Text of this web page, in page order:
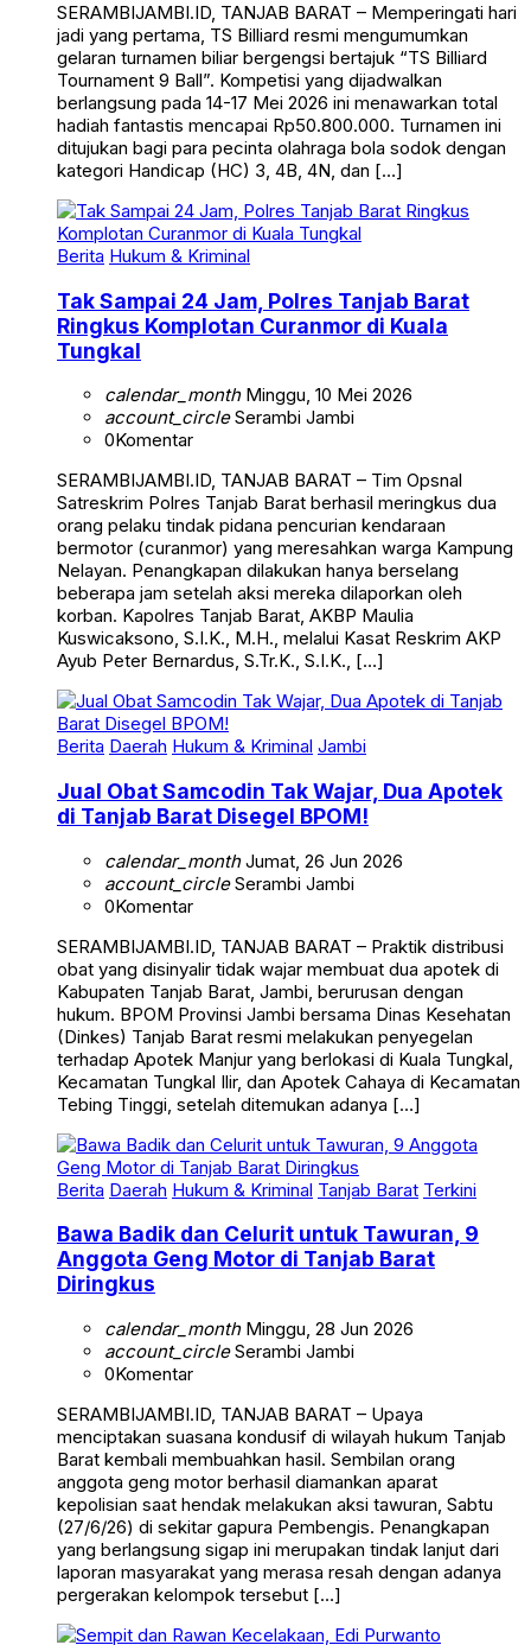
SERAMBIJAMBI.ID, TANJAB BARAT – Memperingati hari
jadi yang pertama, TS Billiard resmi mengumumkan
gelaran turnamen biliar bergengsi bertajuk “TS Billiard
Tournament 9 Ball”. Kompetisi yang dijadwalkan
berlangsung pada 14-17 Mei 2026 ini menawarkan total
hadiah fantastis mencapai Rp50.800.000. Turnamen ini
ditujukan bagi para pecinta olahraga bola sodok dengan
kategori Handicap (HC) 3, 4B, 4N, dan […]
Berita Hukum & Kriminal
Tak Sampai 24 Jam, Polres Tanjab Barat
Ringkus Komplotan Curanmor di Kuala
Tungkal
calendar_monthMinggu, 10 Mei 2026
account_circleSerambi Jambi
0Komentar
SERAMBIJAMBI.ID, TANJAB BARAT – Tim Opsnal
Satreskrim Polres Tanjab Barat berhasil meringkus dua
orang pelaku tindak pidana pencurian kendaraan
bermotor (curanmor) yang meresahkan warga Kampung
Nelayan. Penangkapan dilakukan hanya berselang
beberapa jam setelah aksi mereka dilaporkan oleh
korban. Kapolres Tanjab Barat, AKBP Maulia
Kuswicaksono, S.I.K., M.H., melalui Kasat Reskrim AKP
Ayub Peter Bernardus, S.Tr.K., S.I.K., […]
Berita Daerah Hukum & Kriminal Jambi
Jual Obat Samcodin Tak Wajar, Dua Apotek
di Tanjab Barat Disegel BPOM!
calendar_monthJumat, 26 Jun 2026
account_circleSerambi Jambi
0Komentar
SERAMBIJAMBI.ID, TANJAB BARAT – Praktik distribusi
obat yang disinyalir tidak wajar membuat dua apotek di
Kabupaten Tanjab Barat, Jambi, berurusan dengan
hukum. BPOM Provinsi Jambi bersama Dinas Kesehatan
(Dinkes) Tanjab Barat resmi melakukan penyegelan
terhadap Apotek Manjur yang berlokasi di Kuala Tungkal,
Kecamatan Tungkal Ilir, dan Apotek Cahaya di Kecamatan
Tebing Tinggi, setelah ditemukan adanya […]
Berita Daerah Hukum & Kriminal Tanjab Barat Terkini
Bawa Badik dan Celurit untuk Tawuran, 9
Anggota Geng Motor di Tanjab Barat
Diringkus
calendar_monthMinggu, 28 Jun 2026
account_circleSerambi Jambi
0Komentar
SERAMBIJAMBI.ID, TANJAB BARAT – Upaya
menciptakan suasana kondusif di wilayah hukum Tanjab
Barat kembali membuahkan hasil. Sembilan orang
anggota geng motor berhasil diamankan aparat
kepolisian saat hendak melakukan aksi tawuran, Sabtu
(27/6/26) di sekitar gapura Pembengis. Penangkapan
yang berlangsung sigap ini merupakan tindak lanjut dari
laporan masyarakat yang merasa resah dengan adanya
pergerakan kelompok tersebut […]